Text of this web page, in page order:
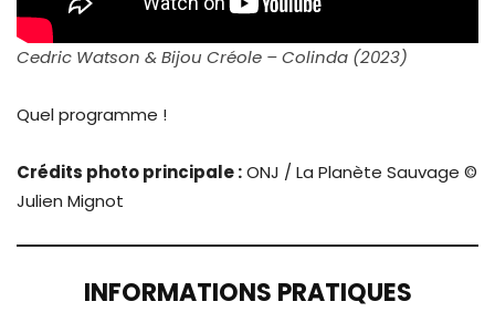
Cedric Watson & Bijou Créole – Colinda (2023)
Quel programme !
Crédits photo principale :ONJ / La Planète Sauvage ©
Julien Mignot
INFORMATIONS PRATIQUES